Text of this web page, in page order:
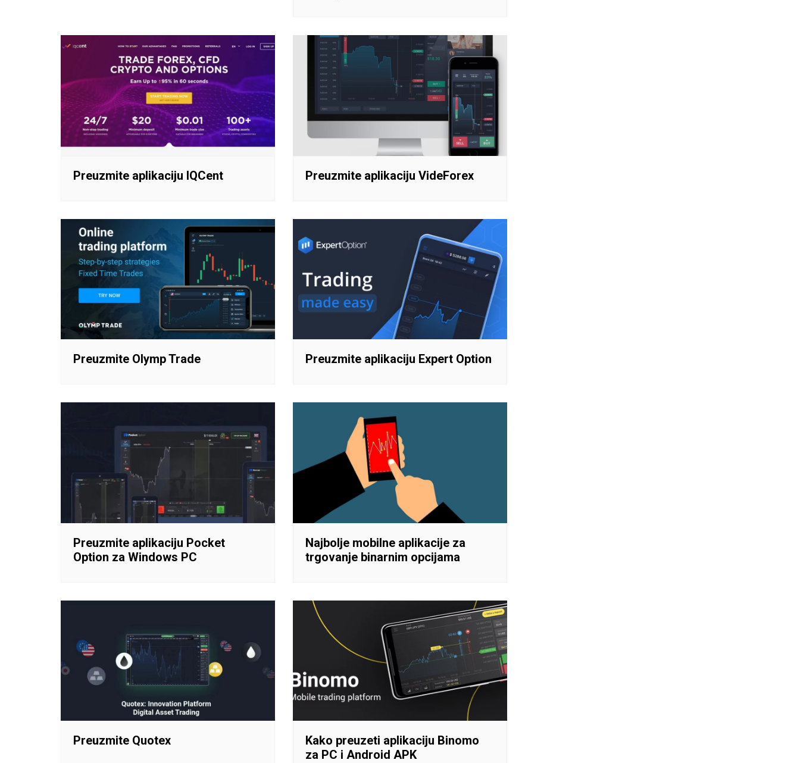
Preuzmite aplikaciju IQCent Preuzmite aplikaciju VideForex
Preuzmite Olymp Trade Preuzmite aplikaciju Expert Option
Preuzmite aplikaciju Pocket
Option za Windows PC
Najbolje mobilne aplikacije za
trgovanje binarnim opcijama
Preuzmite Quotex
Kako preuzeti aplikaciju Binomo
za PC i Android APK